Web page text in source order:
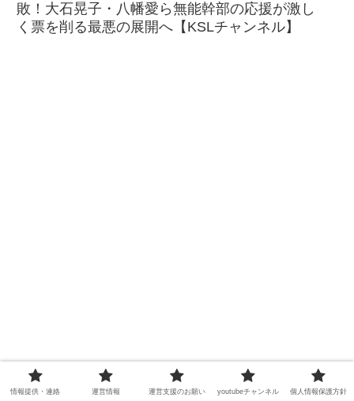
敗！大石晃子・八幡愛ら無能幹部の応援が激し
く票を削る最悪の展開へ【KSLチャンネル】
情報提供・連絡 運営情報 運営支援のお願い youtubeチャンネル 個人情報保護方針